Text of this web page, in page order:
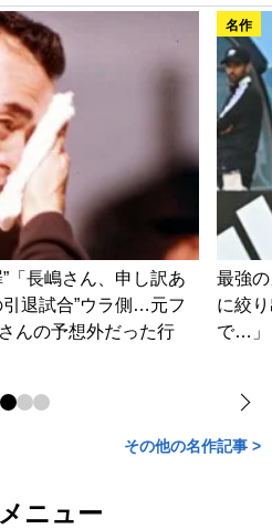
「長嶋さん、申し訳あ
退試合”ウラ側…元フ
んの予想外だった行
名作
最強
に絞
で…」
その他の名作記事 >
ニュー